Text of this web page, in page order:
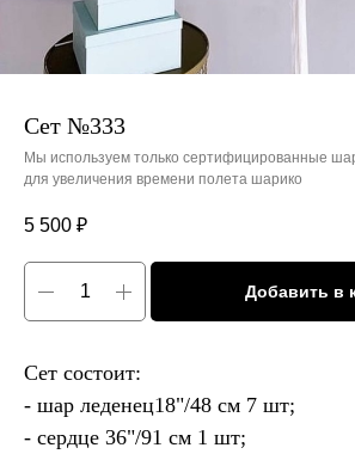
Сет №333
Мы используем только сертифицированные
для увеличения времени полета шарико
5 500 ₽
Добавить в
Сет состоит:
- шар леденец18"/48 см 7 шт;
- сердце 36"/91 см 1 шт;